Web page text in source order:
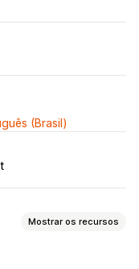
(Brasil)
Mostrar os recursos